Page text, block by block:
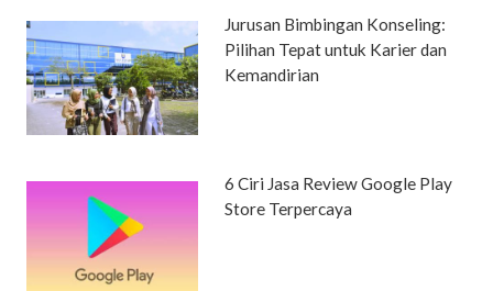
Jurusan Bimbingan Konseling:
Pilihan Tepat untuk Karier dan
Kemandirian
6 Ciri Jasa Review Google Play
Store Terpercaya